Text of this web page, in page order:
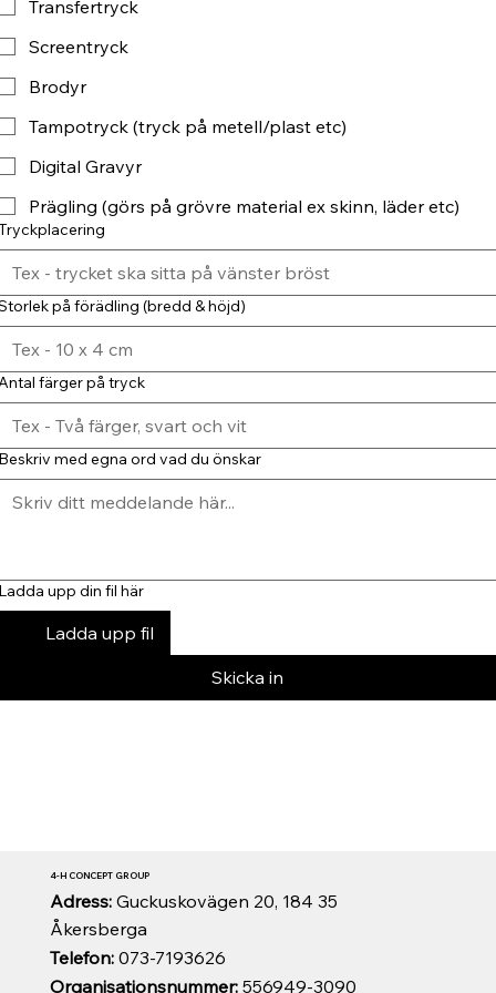
Transfertryck
Screentryck
Brodyr
Tampotryck (tryck på metell/plast etc)
Digital Gravyr
Prägling (görs på grövre material ex skinn, läder etc)
på förädling (bredd & höjd)
färger på tryck
med egna ord vad du önskar
upp din fil här
Ladda upp fil
Skicka in
Organisationsnummer:556949-3090
Telefon:073-7193626
Adress: Guckuskovägen 20, 184 35
Åkersberga
4-H CONCEPT GROUP